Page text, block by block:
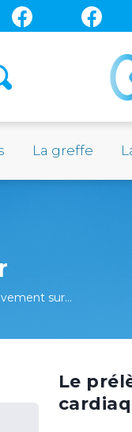
La greffe
sur…
Le